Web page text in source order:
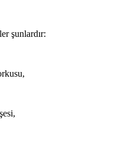
şunlardır: